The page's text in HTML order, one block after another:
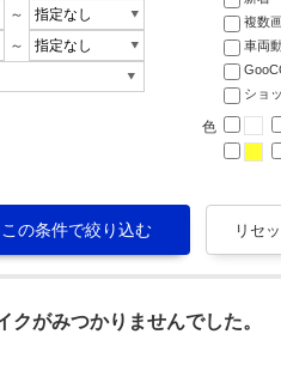
～
～
複数
車両
ショ
色
がみつかりませんでした。